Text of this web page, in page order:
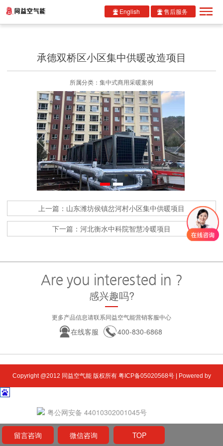
English 售后服务
承德双桥区小区集中供暖改造项目
所属分类：集中式商用采暖案例
上一篇：山东潍坊侯镇岔河村小区集中供暖项目
下一篇：河北衡水中科院智慧冷暖项目
Are you interested in ?
感兴趣吗?
更多产品信息请联系同益空气能营销客服中心
在线客服 400-830-6868
Copyright @2012 同益空气能 版权所有 粤ICP备05020568号 | Powered by
留言咨询 微信咨询 TOP
粤公网安备 44010302001045号